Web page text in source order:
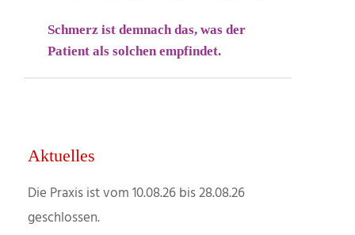
Schmerz ist demnach das, was der
Patient als solchen empfindet.
Aktuelles
Die Praxis ist vom 10.08.26 bis 28.08.26
geschlossen.